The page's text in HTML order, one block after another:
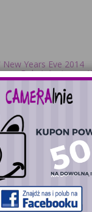
Years Eve 2014
na Balu Inżyniera w
na studniówkę
na Warszawskich
weekend is
w LullaBaby -
2014
– poradnik